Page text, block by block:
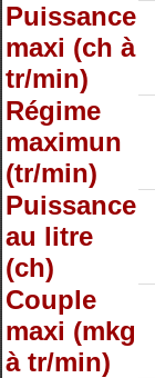
Puissance
maxi (ch à
tr/min)
Régime
maximun
(tr/min)
Puissance
au litre
(ch)
Couple
maxi (mkg
à tr/min)